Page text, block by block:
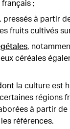
français ;
, pressés à partir
fruits cultivés
,
céréales
la culture est
régions
à partir
références.